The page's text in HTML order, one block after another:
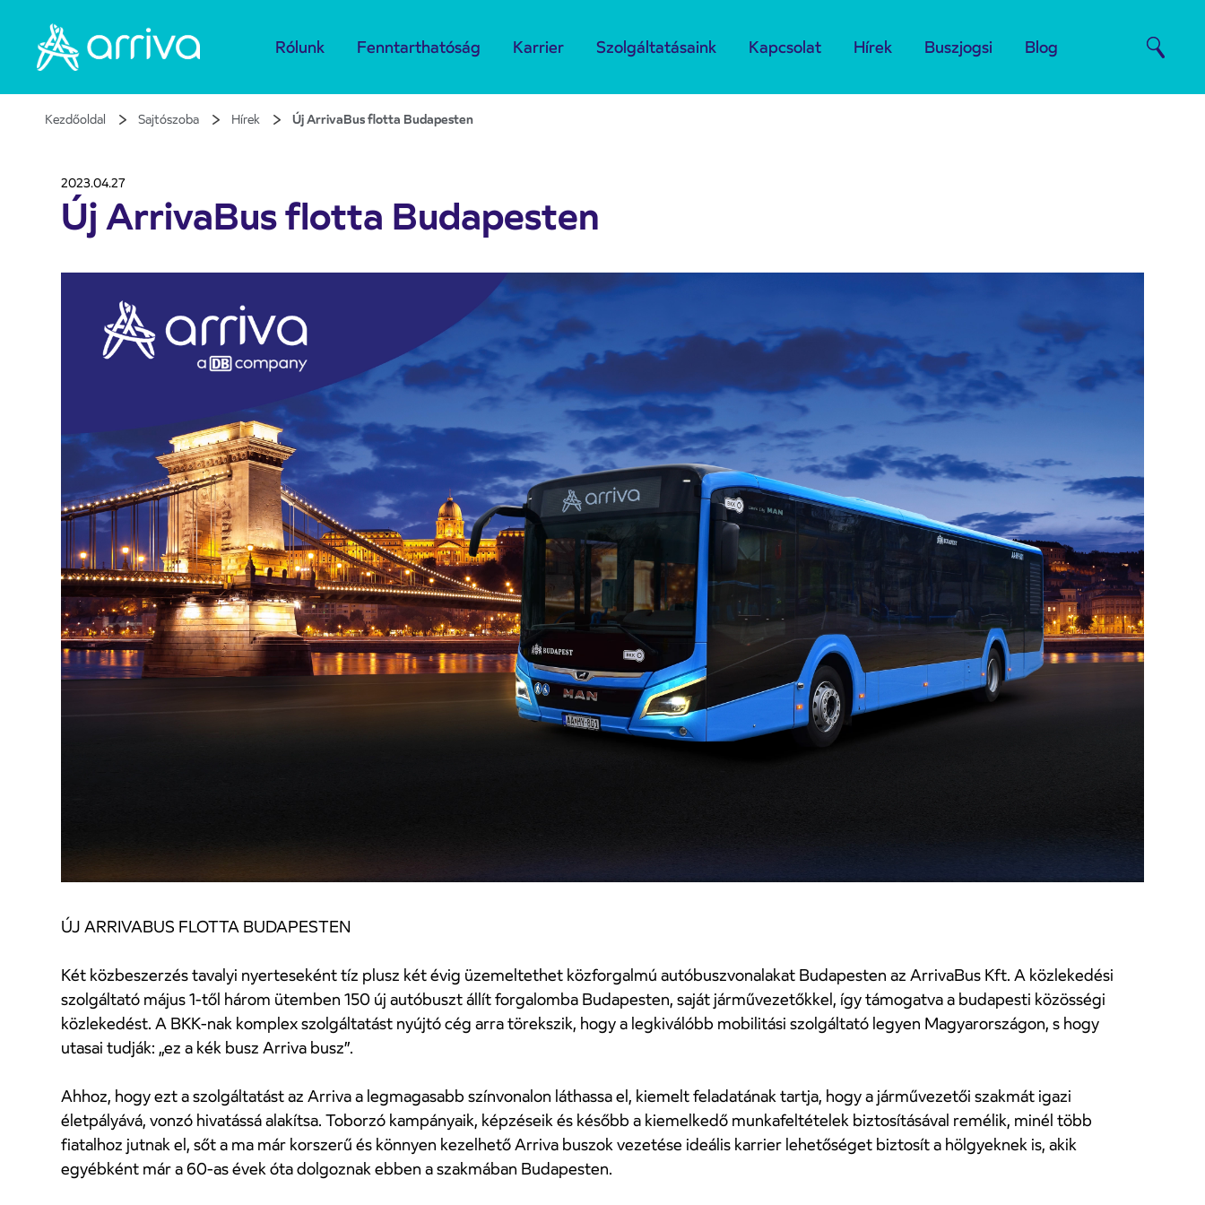
Rólunk Fenntarthatóság Karrier Szolgáltatásaink Kapcsolat Hírek Buszjogsi Blog
Kezdőoldal Sajtószoba Hírek Új ArrivaBus flotta Budapesten
2023.04.27
Új ArrivaBus flotta Budapesten
ÚJ ARRIVABUS FLOTTA BUDAPESTEN
Két közbeszerzés tavalyi nyerteseként tíz plusz két évig üzemeltethet közforgalmú autóbuszvonalakat Budapesten az ArrivaBus Kft. A közlekedési
szolgáltató május 1-től három ütemben 150 új autóbuszt állít forgalomba Budapesten, saját járművezetőkkel, így támogatva a budapesti közösségi
közlekedést. A BKK-nak komplex szolgáltatást nyújtó cég arra törekszik, hogy a legkiválóbb mobilitási szolgáltató legyen Magyarországon, s hogy
utasai tudják: „ez a kék busz Arriva busz”.
Ahhoz, hogy ezt a szolgáltatást az Arriva a legmagasabb színvonalon láthassa el, kiemelt feladatának tartja, hogy a járművezetői szakmát igazi
életpályává, vonzó hivatássá alakítsa. Toborzó kampányaik, képzéseik és később a kiemelkedő munkafeltételek biztosításával remélik, minél több
fiatalhoz jutnak el, sőt a ma már korszerű és könnyen kezelhető Arriva buszok vezetése ideális karrier lehetőséget biztosít a hölgyeknek is, akik
egyébként már a 60-as évek óta dolgoznak ebben a szakmában Budapesten.